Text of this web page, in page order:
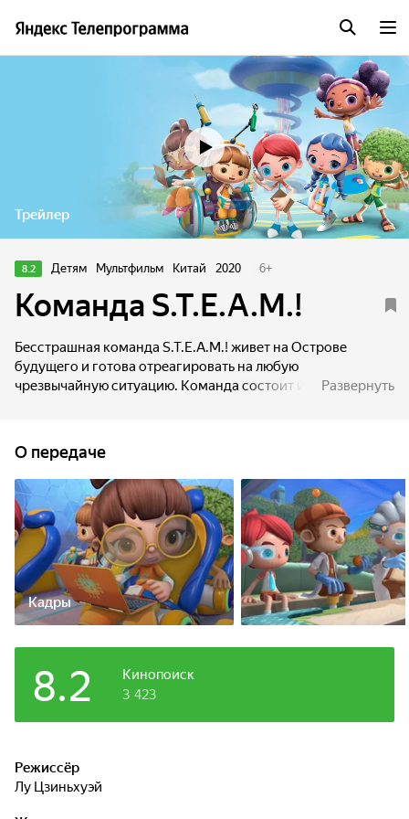
Трейлер
8.2 Детям Мультфильм Китай 2020 6+
Команда S.T.E.A.M.!
Бесстрашная команда S.T.E.A.M.! живет на Острове
будущего и готова отреагировать на любую
чрезвычайную ситуацию. Команда состоит из шести
на принципах S.T.E.A.M! — Science, Technology, Engineering,
Art, and Mathematics — наука, технологии, инженерия,
искусство и математика. Ребята объединяют свои знания,
навыки, изобретательность, ловкость, креативный
подход, командную работу и совсем небольшую помощь
сказочного друга Школьного Автобуса Гордона.
Развернуть
О передаче
Кадры
Кинопоиск
8.2 3 423
Режиссёр
Лу Цзиньхуэй